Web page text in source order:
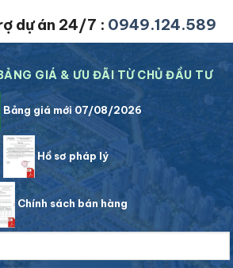
dự án 24/7 : 0949.124.589
GIÁ & ƯU ĐÃI TỪ CHỦ ĐẦU TƯ
Bảng giá mới 07/08/2026
Hồ sơ pháp lý
Chính sách bán hàng